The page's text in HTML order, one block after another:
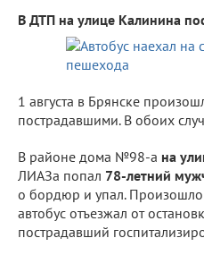
В ДТП на улице Калинина
1 августа в Брянске
пострадавшими. В обоих
В районе дома №98-а на
ЛИАЗа попал 78-летний
о бордюр и упал. Произошло
автобус отъезжал от
пострадавший